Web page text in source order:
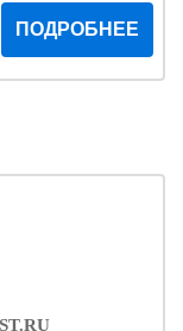
ПОДРОБНЕЕ